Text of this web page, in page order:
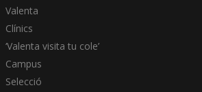
Valenta
Clínics
‘Valenta visita tu cole’
Campus
Selecció